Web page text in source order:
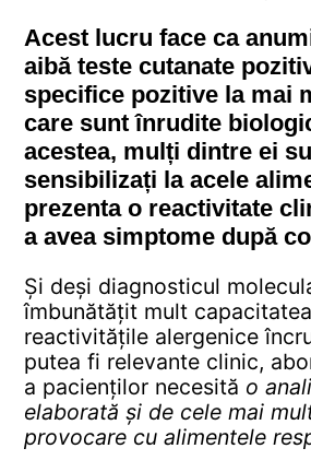
Acest lucru face ca
aibă teste cutanate
specifice pozitive la mai
care sunt înrudite
acestea, mulți dintre ei
sensibilizați la acele
prezenta o reactivitate
a avea simptome după
Și deși diagnosticul
îmbunătățit mult
reactivitățile alergenice
putea fi relevante clinic,
a pacienților necesită o
elaborată și de cele mai
provocare cu alimentele